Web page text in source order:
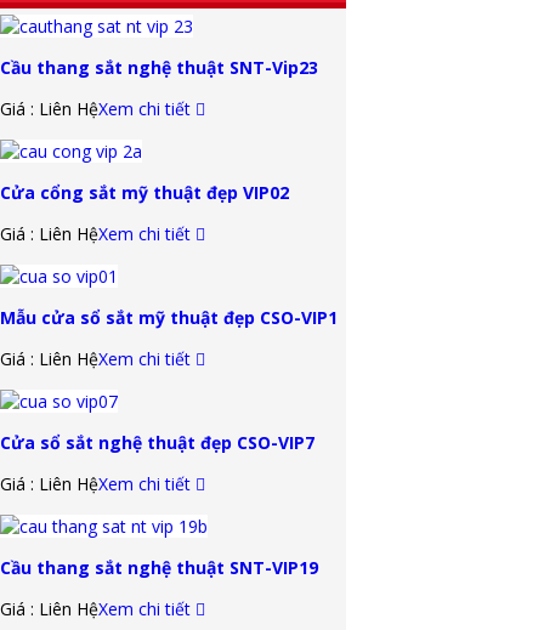
Cầu thang sắt nghệ thuật SNT-Vip23
Giá : Liên HệXem chi tiết
Cửa cổng sắt mỹ thuật đẹp VIP02
Giá : Liên HệXem chi tiết
Mẫu cửa sổ sắt mỹ thuật đẹp CSO-VIP1
Giá : Liên HệXem chi tiết
Cửa sổ sắt nghệ thuật đẹp CSO-VIP7
Giá : Liên HệXem chi tiết
Cầu thang sắt nghệ thuật SNT-VIP19
Giá : Liên HệXem chi tiết